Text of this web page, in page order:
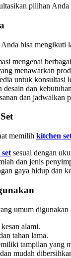
pilihan
bisa mengikuti
mengenai
menawarkan
untuk konsultasi
desain dan
dan jadwalkan
memilih kitchen
sesuai dengan
dan jenis
gaya hidup dan
umum digunakan
alami.
tahan lama.
tampilan yang
mudah